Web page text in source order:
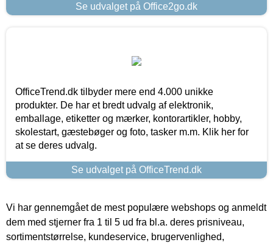
Se udvalget på Office2go.dk
OfficeTrend.dk tilbyder mere end 4.000 unikke
produkter. De har et bredt udvalg af elektronik,
emballage, etiketter og mærker, kontorartikler, hobby,
skolestart, gæstebøger og foto, tasker m.m. Klik her for
at se deres udvalg.
Se udvalget på OfficeTrend.dk
Vi har gennemgået de mest populære webshops og anmeldt
dem med stjerner fra 1 til 5 ud fra bl.a. deres prisniveau,
sortimentstørrelse, kundeservice, brugervenlighed,